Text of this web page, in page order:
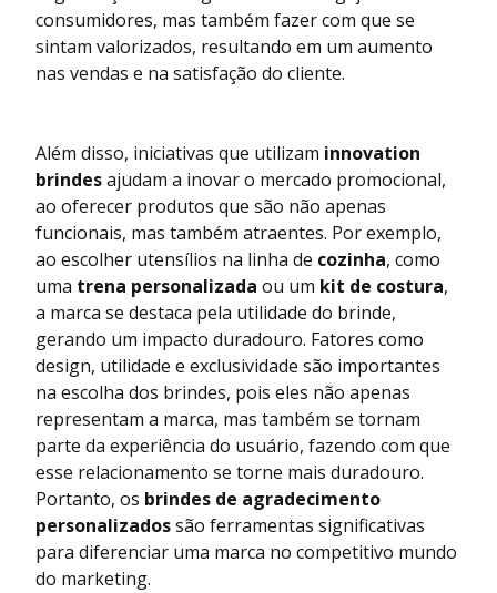
consumidores, mas também fazer com que se
sintam valorizados, resultando em um aumento
nas vendas e na satisfação do cliente.
Além disso, iniciativas que utilizam innovation
brindesajudam a inovar o mercado promocional,
ao oferecer produtos que são não apenas
funcionais, mas também atraentes. Por exemplo,
ao escolher utensílios na linha de cozinha, como
uma trena personalizada ou um kit de costura,
a marca se destaca pela utilidade do brinde,
gerando um impacto duradouro. Fatores como
design, utilidade e exclusividade são importantes
na escolha dos brindes, pois eles não apenas
representam a marca, mas também se tornam
parte da experiência do usuário, fazendo com que
esse relacionamento se torne mais duradouro.
Portanto, os brindes de agradecimento
personalizadossão ferramentas significativas
para diferenciar uma marca no competitivo mundo
do marketing.